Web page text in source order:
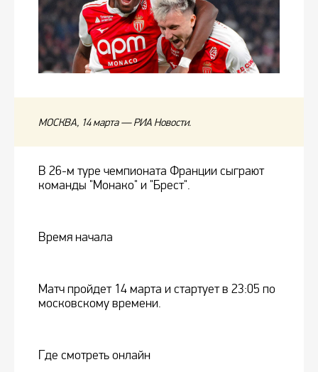
МОСКВА, 14 марта — РИА Новости.
В 26-м туре чемпионата Франции сыграют
команды "Монако" и "Брест".
Время начала
Матч пройдет 14 марта и стартует в 23:05 по
московскому времени.
Где смотреть онлайн